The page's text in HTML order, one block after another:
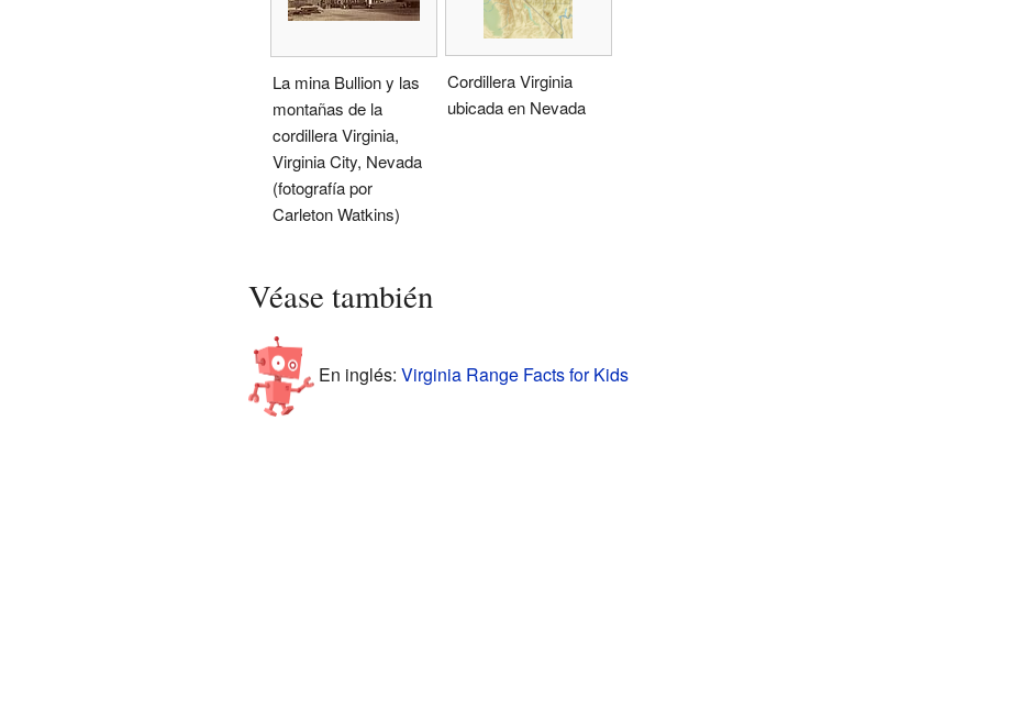
La mina Bullion y las
montañas de la
cordillera Virginia,
Virginia City, Nevada
(fotografía por
Carleton Watkins)
Cordillera Virginia
ubicada en Nevada
Véase también
En inglés: Virginia Range Facts for Kids